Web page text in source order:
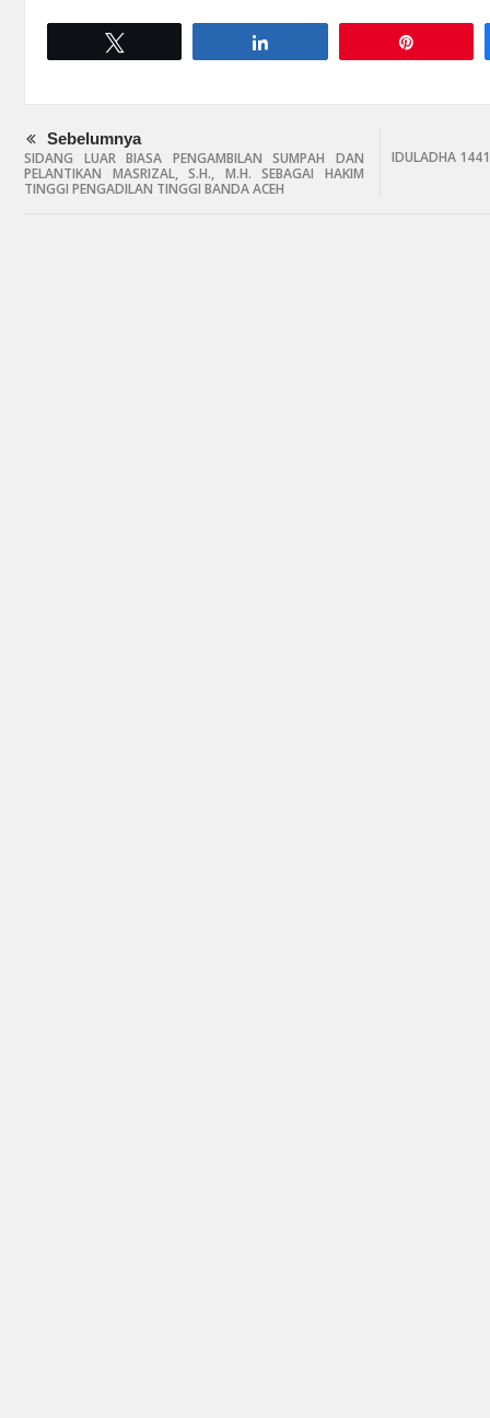
Sebelumnya
SIDANG LUAR BIASA PENGAMBILAN SUMPAH DAN
PELANTIKAN MASRIZAL, S.H., M.H. SEBAGAI HAKIM
TINGGI PENGADILAN TINGGI BANDA ACEH
IDULADHA